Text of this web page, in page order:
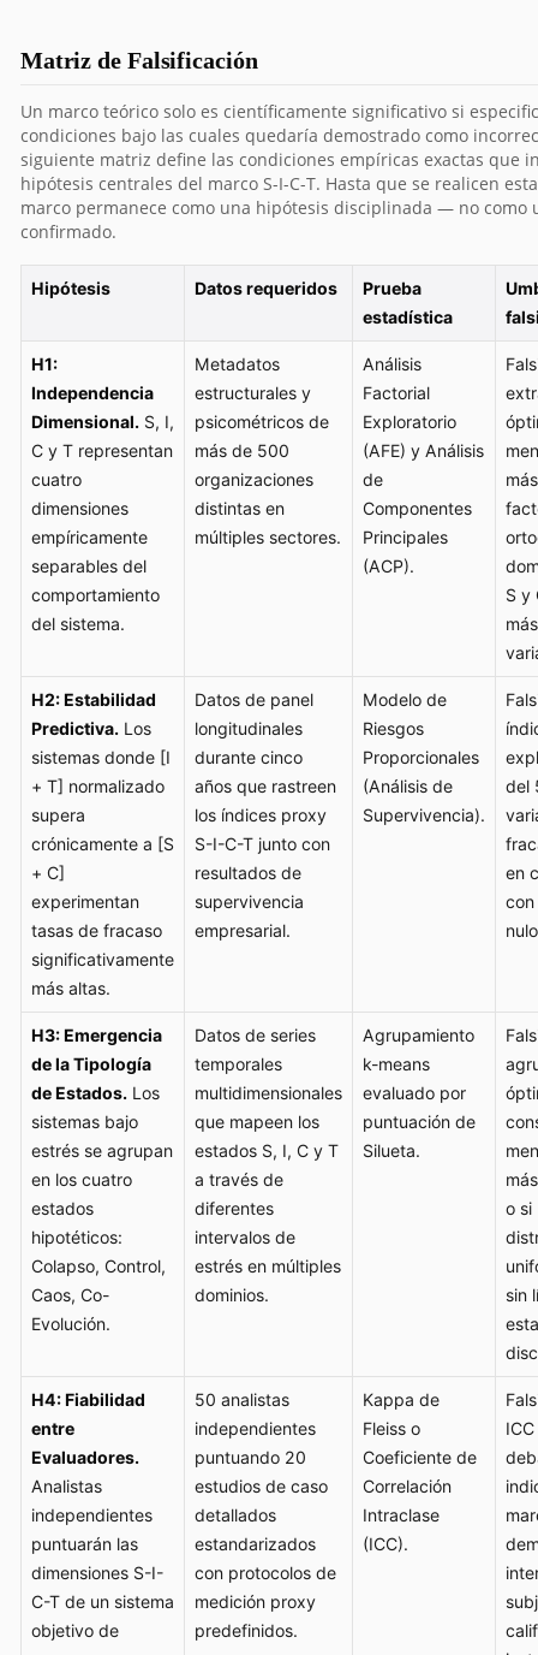
Matriz de Falsificación
Un marco teórico solo es científicamente significativo si
condiciones bajo las cuales quedaría demostrado como
siguiente matriz define las condiciones empíricas exactas que
hipótesis centrales del marco S-I-C-T. Hasta que se realicen
marco permanece como una hipótesis disciplinada — no como
confirmado.
Hipótesis Datos requeridos
Prueba
estadística
H1:
Independencia
Dimensional.S, I,
C y T representan
cuatro
dimensiones
empíricamente
separables del
comportamiento
del sistema.
Metadatos
estructurales y
psicométricos de
más de 500
organizaciones
distintas en
múltiples sectores.
Análisis
Factorial
Exploratorio
(AFE) y Análisis
de
Componentes
Principales
(ACP).
S y
H2: Estabilidad
Predictiva.Los
sistemas donde [I
+ T] normalizado
supera
crónicamente a [S
+ C]
experimentan
tasas de fracaso
significativamente
más altas.
Datos de panel
longitudinales
durante cinco
años que rastreen
los índices proxy
S-I-C-T junto con
resultados de
supervivencia
empresarial.
Modelo de
Riesgos
Proporcionales
(Análisis de
Supervivencia).
del
en
con
H3: Emergencia
de la Tipología
de Estados.Los
sistemas bajo
estrés se agrupan
en los cuatro
estados
hipotéticos:
Colapso, Control,
Caos, Co-
Evolución.
Datos de series
temporales
multidimensionales
que mapeen los
estados S, I, C y T
a través de
diferentes
intervalos de
estrés en múltiples
dominios.
Agrupamiento
k-means
evaluado por
puntuación de
Silueta.
o si
sin
H4: Fiabilidad
entre
Evaluadores.
Analistas
independientes
puntuarán las
dimensiones S-I-
C-T de un sistema
objetivo de
50 analistas
independientes
puntuando 20
estudios de caso
detallados
estandarizados
con protocolos de
medición proxy
predefinidos.
Kappa de
Fleiss o
Coeficiente de
Correlación
Intraclase
(ICC).